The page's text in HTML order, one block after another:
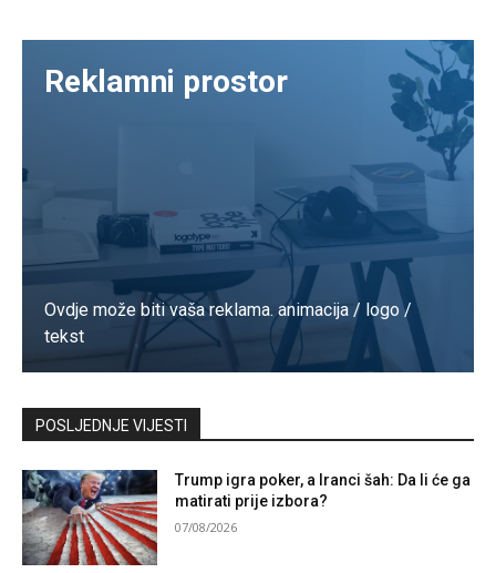
Reklamni prostor
Ovdje može biti vaša reklama. animacija / logo /
tekst
Kontaktirajte nas
POSLJEDNJE VIJESTI
Trump igra poker, a Iranci šah: Da li će ga
matirati prije izbora?
07/08/2026